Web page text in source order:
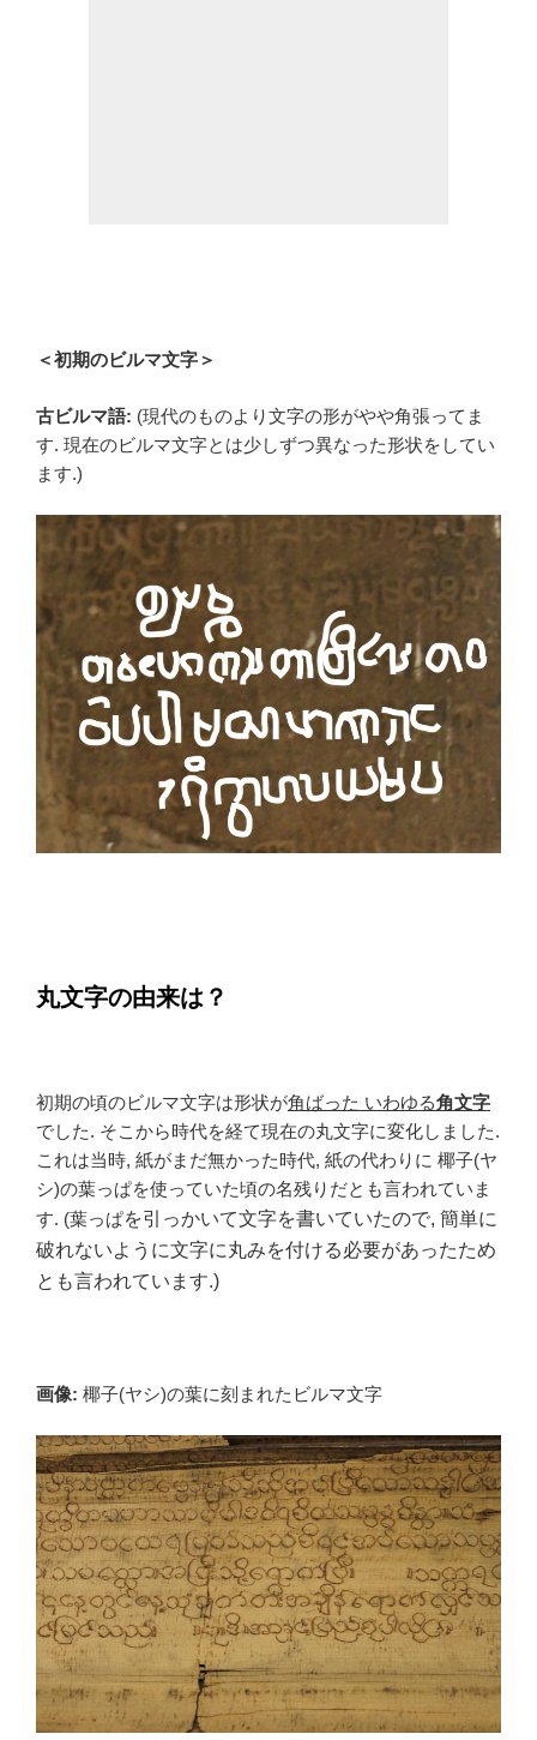
＜初期のビルマ文字＞
古ビルマ語: (現代のものより文字の形がやや角張ってま
す. 現在のビルマ文字とは少しずつ異なった形状をしてい
ます.)
丸文字の由来は？
初期の頃のビルマ文字は形状が角ばった いわゆる角文字
でした. そこから時代を経て現在の丸文字に変化しました.
これは当時, 紙がまだ無かった時代, 紙の代わりに 椰子(ヤ
シ)の葉っぱを使っていた頃の名残りだとも言われていま
す. (葉っぱを引っかいて文字を書いていたので, 簡単に
破れないように文字に丸みを付ける必要があったため
とも言われています.)
画像: 椰子(ヤシ)の葉に刻まれたビルマ文字